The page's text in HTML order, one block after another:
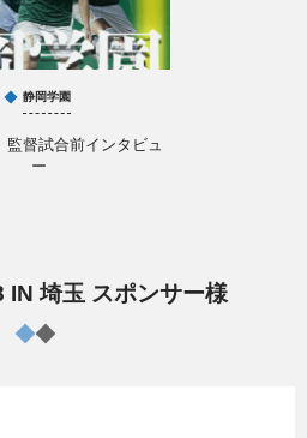
静岡学園
監督試合前インタビュ
ー
IN 埼玉 スポンサー様